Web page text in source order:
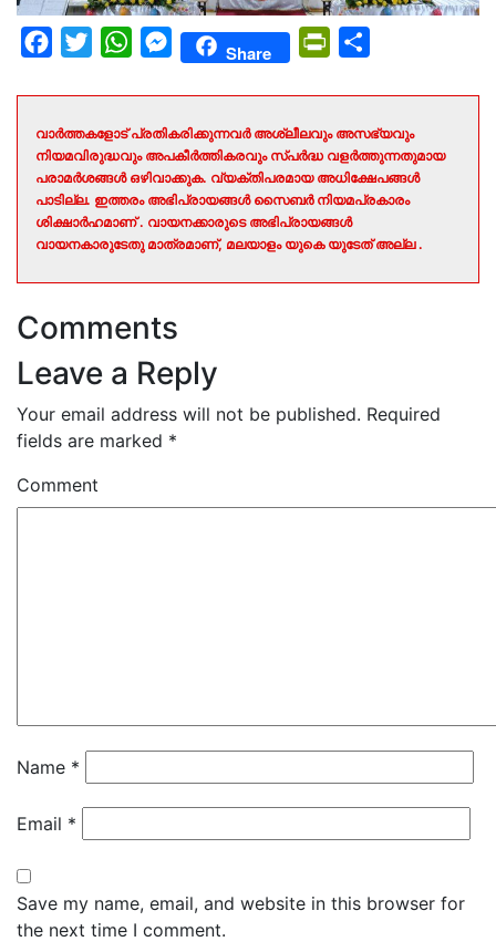
Facebook
Twitter WhatsAppMessengerShare PrintFriendly
വാർത്തകളോട് പ്രതികരിക്കുന്നവർ അശ്ലീലവും അസഭ്യവും
നിയമവിരുദ്ധവും അപകീർത്തികരവും സ്പർദ്ധ വളർത്തുന്നതുമായ
പരാമർശങ്ങൾ ഒഴിവാക്കുക. വ്യക്തിപരമായ അധിക്ഷേപങ്ങൾ
പാടില്ല. ഇത്തരം അഭിപ്രായങ്ങൾ സൈബർ നിയമപ്രകാരം
ശിക്ഷാർഹമാണ് . വായനക്കാരുടെ അഭിപ്രായങ്ങൾ
വായനകാരുടേതു മാത്രമാണ്, മലയാളം യുകെ യുടേത് അല്ല .
Comments
Leave a Reply
Your email address will not be published. Required
fields are marked *
Comment
Name *
Email *
Save my name, email, and website in this browser for
the next time I comment.